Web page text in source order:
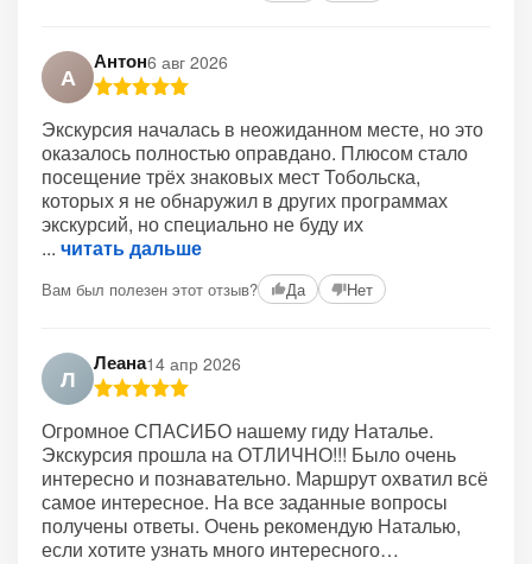
А
Антон6 авг 2026
Экскурсия началась в неожиданном месте, но это
оказалось полностью оправдано. Плюсом стало
посещение трёх знаковых мест Тобольска,
которых я не обнаружил в других программах
экскурсий, но специально не буду их
читать дальше
Вам был полезен этот отзыв? Да Нет
Л
Леана14 апр 2026
Огромное СПАСИБО нашему гиду Наталье.
Экскурсия прошла на ОТЛИЧНО!!! Было очень
интересно и познавательно. Маршрут охватил всё
самое интересное. На все заданные вопросы
получены ответы. Очень рекомендую Наталью,
если хотите узнать много интересного…